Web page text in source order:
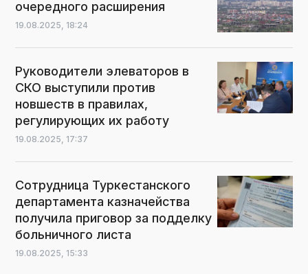
очередного расширения
19.08.2025, 18:24
Руководители элеваторов в
СКО выступили против
новшеств в правилах,
регулирующих их работу
19.08.2025, 17:37
Сотрудница Туркестанского
департамента казначейства
получила приговор за подделку
больничного листа
19.08.2025, 15:33